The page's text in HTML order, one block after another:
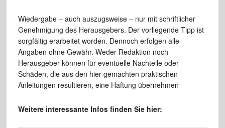
Wiedergabe – auch auszugsweise – nur mit schriftlicher
Genehmigung des Herausgebers. Der vorliegende Tipp ist
sorgfältig erarbeitet worden. Dennoch erfolgen alle
Angaben ohne Gewähr. Weder Redaktion noch
Herausgeber können für eventuelle Nachteile oder
Schäden, die aus den hier gemachten praktischen
Anleitungen resultieren, eine Haftung übernehmen
Weitere interessante Infos finden Sie hier: